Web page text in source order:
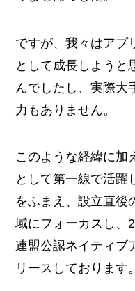
ですが、我々はアプ
として成長しようと
んでしたし、実際大
力もありません。
このような経緯に加
として第一線で活躍
をふまえ、設立直後
域にフォーカスし、
連盟公認ネイティブ
リースしております。